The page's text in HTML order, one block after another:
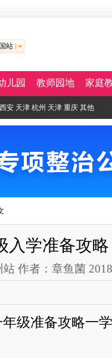
站
儿园 教师园地 家庭
西安 天津 杭州 天津 重庆 其他
入学准备攻
作者：章鱼菌
年级准备攻略一